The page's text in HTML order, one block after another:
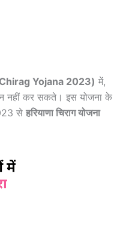
Chirag Yojana 2023) में,
नहीं कर सकते। इस योजना के
से हरियाणा चिराग योजना